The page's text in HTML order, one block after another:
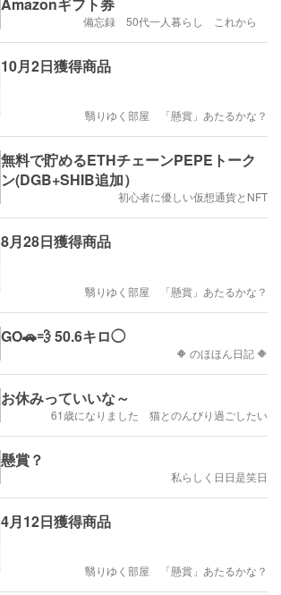
Amazonギフト券
備忘録 50代一人暮らし これから
10月2日獲得商品
翳りゆく部屋 「懸賞」あたるかな？
無料で貯めるETHチェーンPEPEトーク
ン(DGB+SHIB追加）
初心者に優しい仮想通貨とNFT
8月28日獲得商品
翳りゆく部屋 「懸賞」あたるかな？
GO🚗💨 50.6キロ◯
🔶 のほほん日記 🔶
お休みっていいな～
61歳になりました 猫とのんびり過ごしたい
懸賞？
私らしく日日是笑日
4月12日獲得商品
翳りゆく部屋 「懸賞」あたるかな？